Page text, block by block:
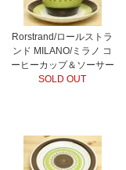
Rorstrand/ロールストラ
ンド MILANO/ミラノ コ
ーヒーカップ＆ソーサー
SOLD OUT